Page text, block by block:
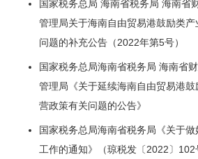
国家税务总局 海南省税务局 海南省
管理局关于海南自由贸易港鼓励类
问题的补充公告（2022年第5号）
国家税务总局海南省税务局 海南省
管理局《关于延续海南自由贸易港
营政策有关问题的公告》
国家税务总局海南省税务局《关于
工作的通知》（琼税发〔2022〕102